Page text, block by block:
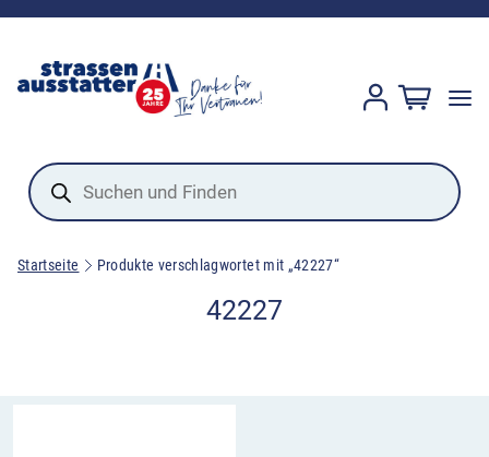
Products
search
Startseite Produkte verschlagwortet mit „42227“
42227